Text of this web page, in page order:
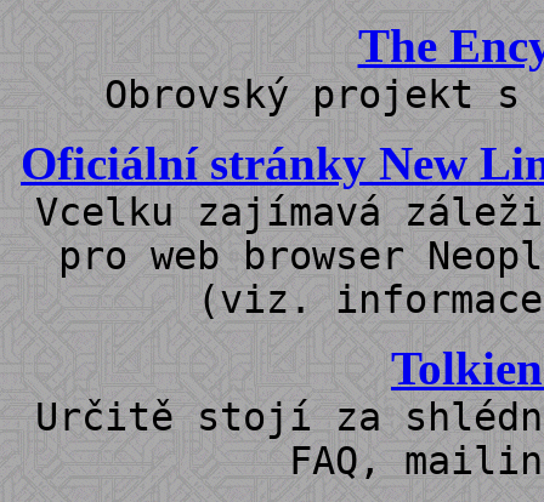
The
Obrovský projekt s
Oficiální stránky New
Vcelku zajímavá
pro web browser
(viz.
Určitě stojí za
FAQ,